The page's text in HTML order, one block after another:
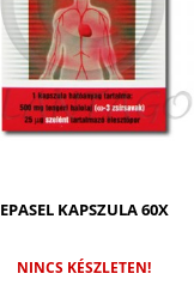
EPASEL KAPSZULA 60X
NINCS KÉSZLETEN!